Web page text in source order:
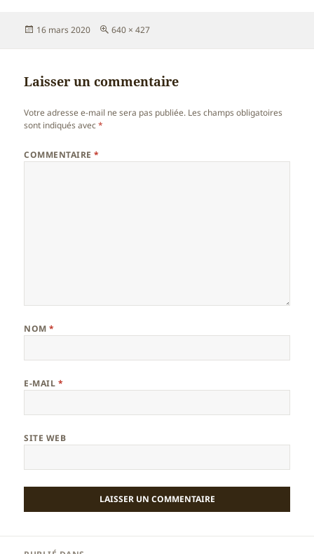
Publié
16 mars 2020
Taille
640 × 427
Laisser un commentaire
Votre adresse e-mail ne sera pas publiée. Les champs obligatoires
sont indiqués avec*
COMMENTAIRE*
NOM*
E-MAIL *
SITE WEB